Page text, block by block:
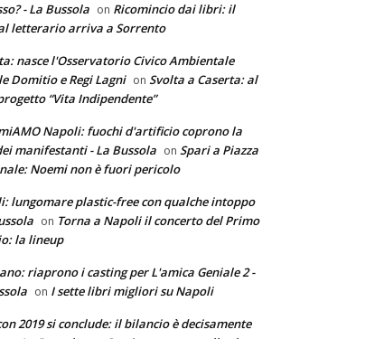
- La Bussola on Ricomincio dai libri: il
letterario arriva a Sorrento
nasce l'Osservatorio Civico Ambientale
Domitio e Regi Lagni on Svolta a Caserta: al
“Vita Indipendente”
Napoli: fuochi d'artificio coprono la
manifestanti - La Bussola on Spari a Piazza
Noemi non è fuori pericolo
lungomare plastic-free con qualche intoppo
on Torna a Napoli il concerto del Primo
la lineup
riaprono i casting per L'amica Geniale 2 -
on I sette libri migliori su Napoli
2019 si conclude: il bilancio è decisamente